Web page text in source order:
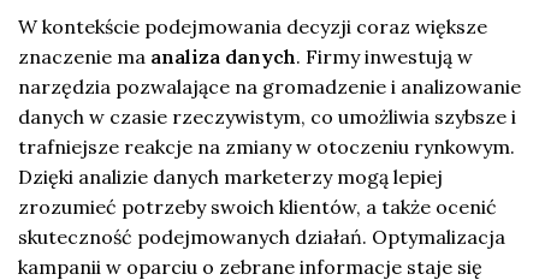
W kontekście podejmowania decyzji coraz większe
znaczenie ma analiza danych. Firmy inwestują w
narzędzia pozwalające na gromadzenie i analizowanie
danych w czasie rzeczywistym, co umożliwia szybsze i
trafniejsze reakcje na zmiany w otoczeniu rynkowym.
Dzięki analizie danych marketerzy mogą lepiej
zrozumieć potrzeby swoich klientów, a także ocenić
skuteczność podejmowanych działań. Optymalizacja
kampanii w oparciu o zebrane informacje staje się